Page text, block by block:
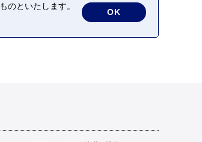
3WAY 肩掛け [0936]
のといたします。
OK